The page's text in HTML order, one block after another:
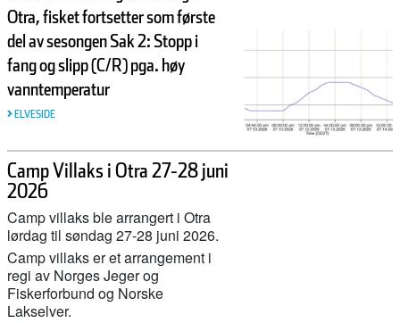
Otra, fisket fortsetter som første
del av sesongen Sak 2: Stopp i
fang og slipp (C/R) pga. høy
vanntemperatur
ELVESIDE
Camp Villaks i Otra 27-28 juni
2026
Camp villaks ble arrangert i Otra
lørdag til søndag 27-28 juni 2026.
Camp villaks er et arrangement i
regi av Norges Jeger og
Fiskerforbund og Norske
Lakselver.